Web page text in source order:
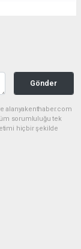
Gönder
alanyakenthaber.com
sorumluluğu tek
hiçbir şekilde